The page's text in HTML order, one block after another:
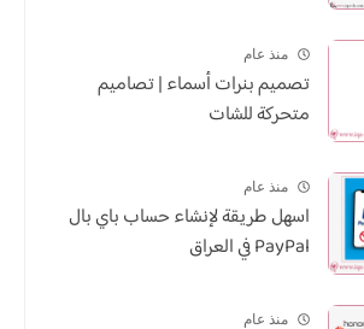
منذ عام
تصميم بنرات أسماء | تصاميم
متحركة للشات
منذ عام
اسهل طريقة لإنشاء حساب باي بال
PayPal في العراق
منذ عام